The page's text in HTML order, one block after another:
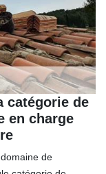
catégorie de
en charge
de